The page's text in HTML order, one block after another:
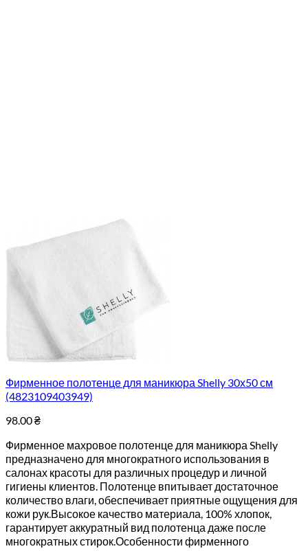
Фирменное полотенце для маникюра Shelly 30х50 см
(4823109403949)
98.00₴
Фирменное махровое полотенце для маникюра Shelly
предназначено для многократного использования в
салонах красоты для различных процедур и личной
гигиены клиентов. Полотенце впитывает достаточное
количество влаги, обеспечивает приятные ощущения для
кожи рук.Высокое качество материала, 100% хлопок,
гарантирует аккуратный вид полотенца даже после
многократных стирок.Особенности фирменного